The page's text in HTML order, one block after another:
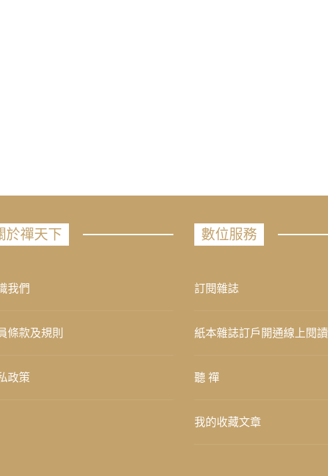
於禪天下
我們
條款及規則
政策
數位服務
訂閱雜誌
紙本雜誌訂戶開通線上閱讀
聽 禪
我的收藏文章